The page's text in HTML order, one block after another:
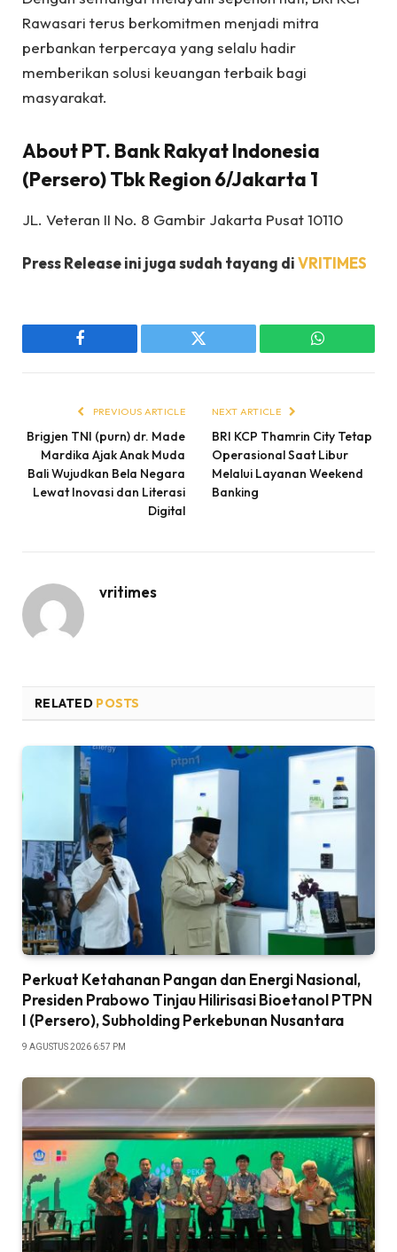
Rawasari terus berkomitmen menjadi mitra
perbankan terpercaya yang selalu hadir
memberikan solusi keuangan terbaik bagi
masyarakat.
About PT. Bank Rakyat Indonesia
(Persero) Tbk Region 6/Jakarta 1
JL. Veteran II No. 8 Gambir Jakarta Pusat 10110
Press Release ini juga sudah tayang diVRITIMES
Facebook Twitter WhatsApp
PREVIOUS ARTICLE
Brigjen TNI (purn) dr. Made
Mardika Ajak Anak Muda
Bali Wujudkan Bela Negara
Lewat Inovasi dan Literasi
Digital
NEXT ARTICLE
BRI KCP Thamrin City Tetap
Operasional Saat Libur
Melalui Layanan Weekend
Banking
vritimes
RELATED POSTS
Perkuat Ketahanan Pangan dan Energi Nasional,
Presiden Prabowo Tinjau Hilirisasi Bioetanol PTPN
I (Persero), Subholding Perkebunan Nusantara
9 AGUSTUS 2026 6:57 PM